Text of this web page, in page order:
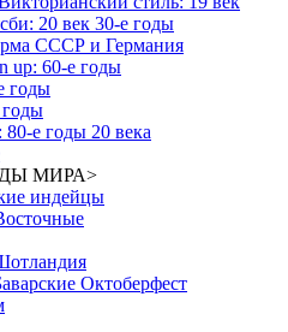
20 век 30-е годы
СССР и Германия
up: 60-е годы
годы
годы
е годы 20 века
МИРА>
индейцы
Октоберфест